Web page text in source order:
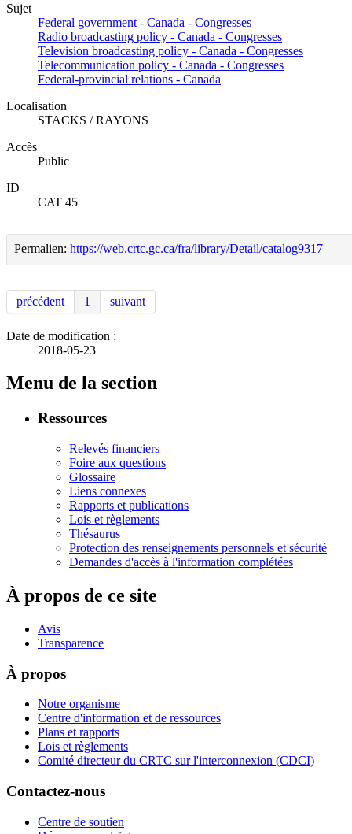
Sujet
Federal government - Canada - Congresses
Radio broadcasting policy - Canada - Congresses
Television broadcasting policy - Canada - Congresses
Telecommunication policy - Canada - Congresses
Federal-provincial relations - Canada
Localisation
STACKS / RAYONS
Accès
Public
ID
CAT 45
Permalien: https://web.crtc.gc.ca/fra/library/Detail/catalog9317
précédent 1 suivant
Date de modification :
2018-05-23
Menu de la section
Ressources
Relevés financiers
Foire aux questions
Glossaire
Liens connexes
Rapports et publications
Lois et règlements
Thésaurus
Protection des renseignements personnels et sécurité
Demandes d'accès à l'information complétées
À propos de ce site
Avis
Transparence
À propos
Notre organisme
Centre d'information et de ressources
Plans et rapports
Lois et règlements
Comité directeur du CRTC sur l'interconnexion (CDCI)
Contactez-nous
Centre de soutien